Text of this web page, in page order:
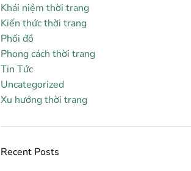
Khái niệm thời trang
Kiến thức thời trang
Phối đồ
Phong cách thời trang
Tin Tức
Uncategorized
Xu hướng thời trang
Recent Posts